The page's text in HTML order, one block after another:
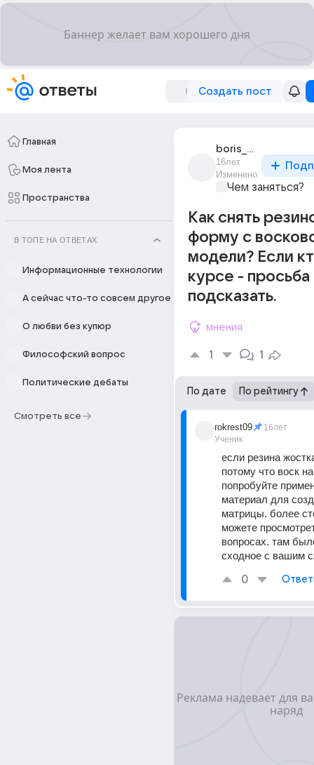
Создать пост
Главная
Моя лента
Пространства
В ТОПЕ НА ОТВЕТАХ
Информационные технологии
А сейчас что-то совсем другое
О любви без купюр
Философский вопрос
Политические дебаты
Смотреть все
boris_borisov_193
16лет
Изменено
Чем заняться?
Как снять
форму с
модели? Если
курсе - просьба
подсказать.
мнения
1 1
По дате По рейтингу
rokrest09
Ученик
16лет
если резина
потому что воск
попробуйте
материал для
матрицы. более
можете
вопросах. там
сходное с вашим
0